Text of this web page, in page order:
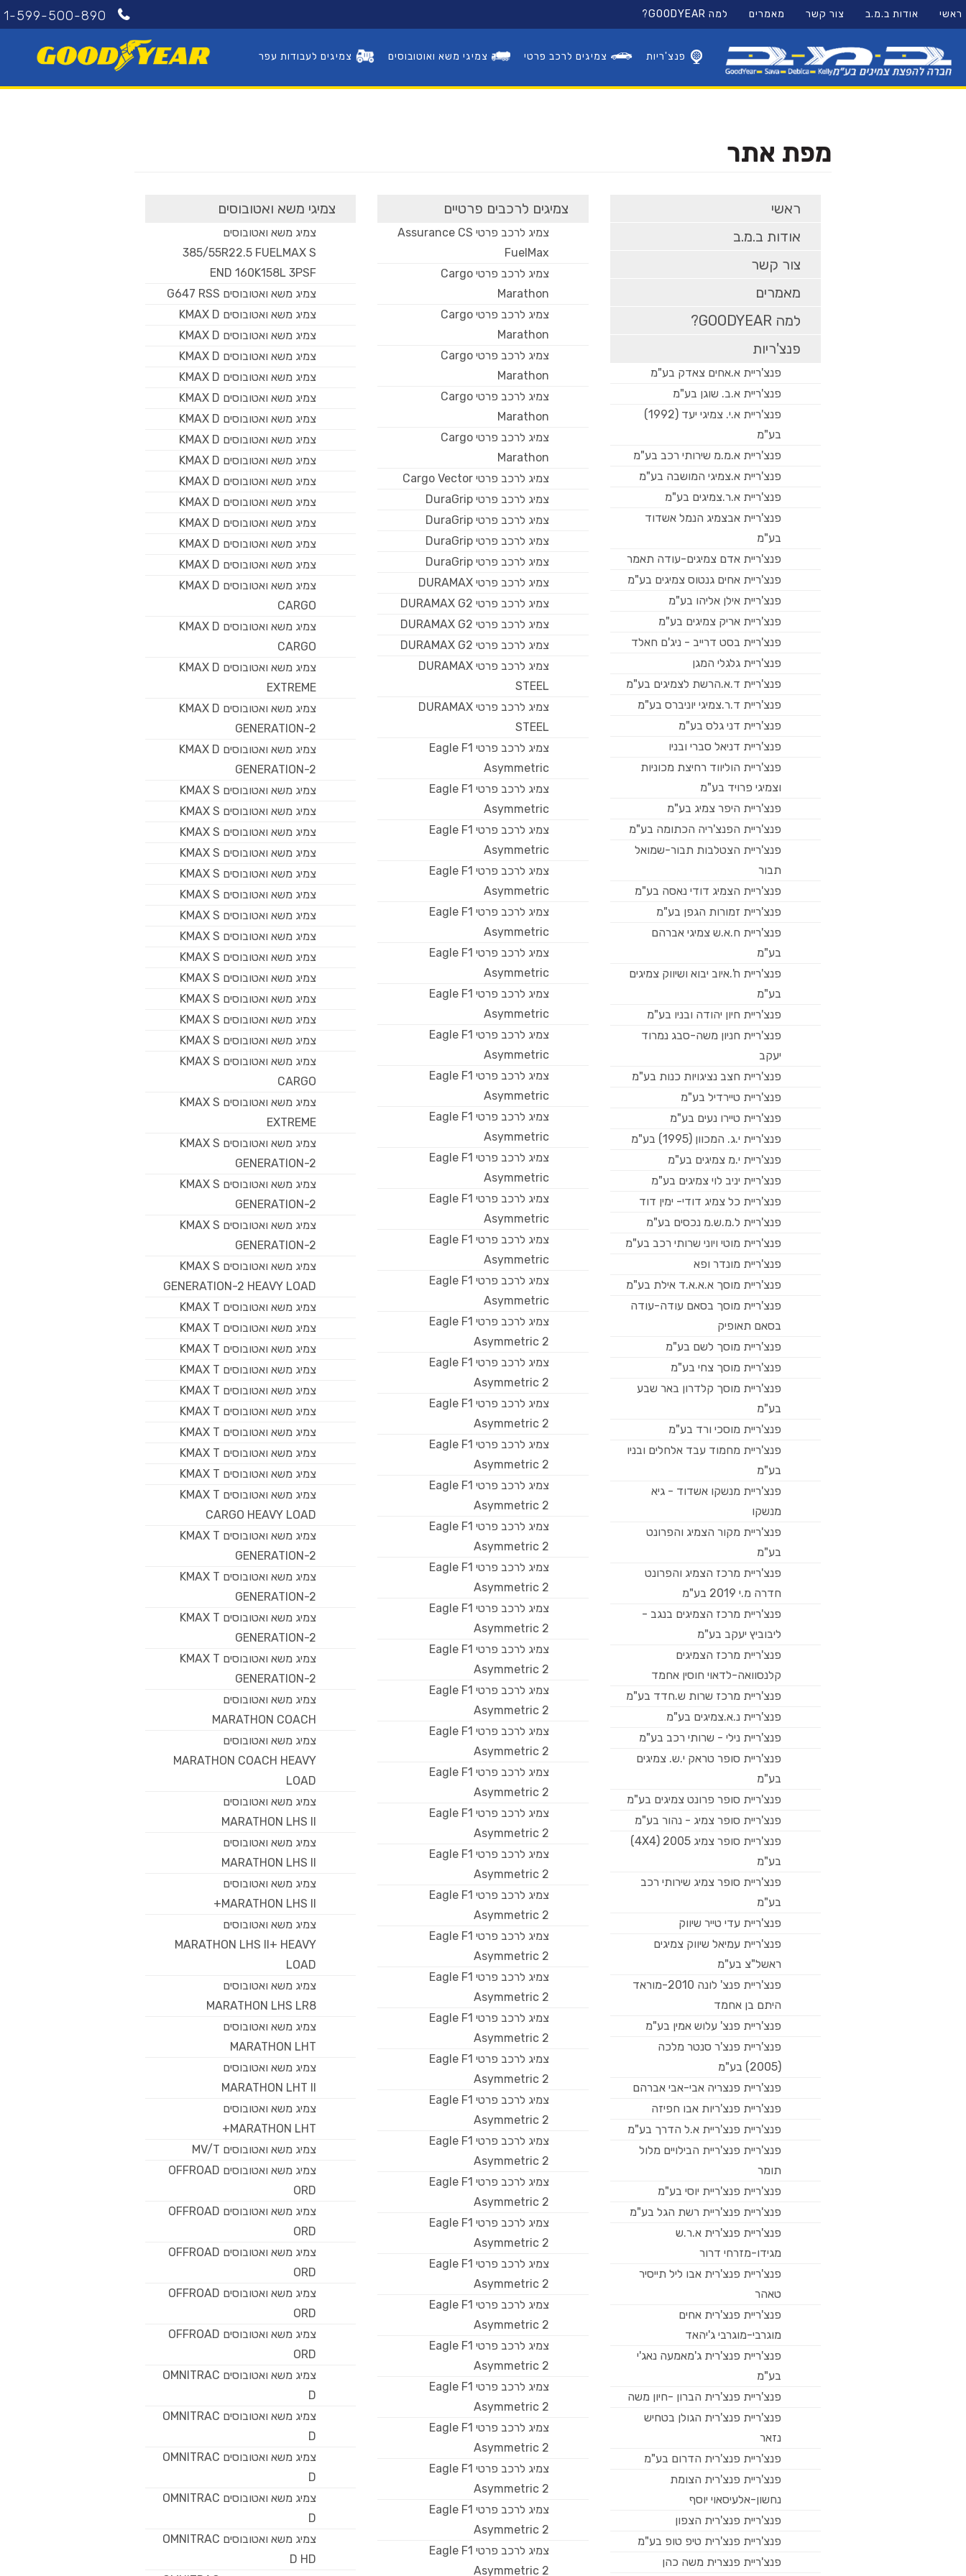
11
12
13
×
צמיגי משא ואוטובוסים
צמיגים לעבודות עפר
ראשי
אודות ב.מ.ב
צור קשר
מאמרים
למה GOODYEAR?
ראשי אודות ב.מ.ב צור קשר מאמרים למה GOODYEAR?
פנצ'ריות צמיגים לרכב פרטי צמיגי משא ואוטובוסים צמיגים לעבודות עפר
ראשי מפת אתר
מפת אתר
ראשי
אודות ב.מ.ב
צור קשר
מאמרים
למה GOODYEAR?
פנצ'ריות
פנצ'ריית א.אחים צאדק בע"מ
פנצ'ריית א.ב. שוגן בע"מ
פנצ'ריית א.י. צמיגי יעד (1992)
בע"מ
פנצ'ריית א.מ.מ שירותי רכב בע"מ
פנצ'ריית א.צמיגי המושבה בע"מ
פנצ'ריית א.ר.צמיגים בע"מ
פנצ'ריית אבצמיג הנמל אשדוד
בע"מ
פנצ'ריית אדם צמיגים-עודה תאמר
פנצ'ריית אחים גנטוס צמיגים בע"מ
פנצ'ריית אילן אליהו בע"מ
פנצ'ריית אריק צמיגים בע"מ
פנצ'ריית בסט דרייב - ניג'ם חאלד
פנצ'ריית גלגלי המגן
פנצ'ריית ד.א.הרשת לצמיגים בע"מ
פנצ'ריית ד.ר.צמיגי יוניברס בע"מ
פנצ'ריית דני גלס בע"מ
פנצ'ריית דניאל סברי ובניו
פנצ'ריית הוליווד רחיצת מכוניות
וצמיגי פרויד בע"מ
פנצ'ריית היפר צמיג בע"מ
פנצ'ריית הפנצ'ריה הכתומה בע"מ
פנצ'ריית הצטלבות תבור-שמואל
תבור
פנצ'ריית הצמיג דודי נאסה בע"מ
פנצ'ריית זמורות הגפן בע"מ
פנצ'ריית ח.א.ש צמיגי אברהם
בע"מ
פנצ'ריית ח'.איוב יבוא ושיווק צמיגים
בע"מ
פנצ'ריית חיון יהודה ובניו בע"מ
פנצ'ריית חניון משה-סבג נמרוד
יעקב
פנצ'ריית חצב נציגויות כנות בע"מ
פנצ'ריית טיירדיל בע"מ
פנצ'ריית טיירו נעים בע"מ
פנצ'ריית י.ג. המכוון (1995) בע"מ
פנצ'ריית י.מ צמיגים בע"מ
פנצ'ריית יניב לוי צמיגים בע"מ
פנצ'ריית כל צמיג דודי- ימין דוד
פנצ'ריית ל.מ.ש.מ נכסים בע"מ
פנצ'ריית מוטי ויוני שרותי רכב בע"מ
פנצ'ריית מונדר ופא
פנצ'ריית מוסך א.א.א.ד אילת בע"מ
פנצ'ריית מוסך בסאם עודה-עודה
בסאם תאופיק
פנצ'ריית מוסך לשם בע"מ
פנצ'ריית מוסך צחי בע"מ
פנצ'ריית מוסך קלדרון באר שבע
בע"מ
פנצ'ריית מוסכי ורד בע"מ
פנצ'ריית מחמוד עבד אלחלים ובניו
בע"מ
פנצ'ריית מנשקו אשדוד - גיא
מנשקו
פנצ'ריית מקור הצמיג והפרונט
בע"מ
פנצ'ריית מרכז הצמיג והפרונט
חדרה מ.י 2019 בע"מ
פנצ'ריית מרכז הצמיגים בנגב -
ליבוביץ יעקב בע"מ
פנצ'ריית מרכז הצמיגים
קלנסוואה-לדאוי חוסין אחמד
פנצ'ריית מרכז שרות ש.חדד בע"מ
פנצ'ריית נ.א.צמיגים בע"מ
פנצ'ריית נילי - שרותי רכב בע"מ
פנצ'ריית סופר טראק י.ש. צמיגים
בע"מ
פנצ'ריית סופר פרונט צמיגים בע"מ
פנצ'ריית סופר צמיג - נהור בע"מ
פנצ'ריית סופר צמיג 4X4) 2005)
בע"מ
פנצ'ריית סופר צמיג שירותי רכב
בע"מ
פנצ'ריית עדי טייר שיווק
פנצ'ריית עמיאל שיווק צמיגים
ראשל"צ בע"מ
פנצ'ריית פנצ' לונה 2010-מוראד
היתם בן אחמד
פנצ'ריית פנצ' עלוש אמין בע"מ
פנצ'ריית פנצ'ר סנטר מלכה
(2005) בע"מ
פנצ'ריית פנצריה אבי-אבי אברהם
פנצ'ריית פנצ'ריות אבו חפיזה
פנצ'ריית פנצ'ריית א.ל הדרך בע"מ
פנצ'ריית פנצ'ריית הבילויים מלול
תומר
פנצ'ריית פנצ'ריית יוסי בע"מ
פנצ'ריית פנצ'ריית רשת הגל בע"מ
פנצ'ריית פנצ'רית א.ר.ש
מגידו-מזרחי דרור
פנצ'ריית פנצ'רית אבו ליל תייסיר
טאהר
פנצ'ריית פנצ'רית אחים
מוגרבי-מוגרבי ג'יהאד
פנצ'ריית פנצ'רית ג'מאמעה נאג'י
בע"מ
פנצ'ריית פנצ'רית הברון -חיון משה
פנצ'ריית פנצ'רית הגולן בטחיש
נזאר
פנצ'ריית פנצ'רית הדרום בע"מ
פנצ'ריית פנצ'רית הצומת
נחשון-אלעיסאוי יוסף
פנצ'ריית פנצ'רית הצפון
פנצ'ריית פנצ'רית טיפ טופ בע"מ
פנצ'ריית פנצרית משה כהן
צמיגים לרכבים פרטיים
צמיג לרכב פרטי Assurance CS
FuelMax
צמיג לרכב פרטי Cargo
Marathon
צמיג לרכב פרטי Cargo
Marathon
צמיג לרכב פרטי Cargo
Marathon
צמיג לרכב פרטי Cargo
Marathon
צמיג לרכב פרטי Cargo
Marathon
צמיג לרכב פרטי Cargo Vector
צמיג לרכב פרטי DuraGrip
צמיג לרכב פרטי DuraGrip
צמיג לרכב פרטי DuraGrip
צמיג לרכב פרטי DuraGrip
צמיג לרכב פרטי DURAMAX
צמיג לרכב פרטי DURAMAX G2
צמיג לרכב פרטי DURAMAX G2
צמיג לרכב פרטי DURAMAX G2
צמיג לרכב פרטי DURAMAX
STEEL
צמיג לרכב פרטי DURAMAX
STEEL
צמיג לרכב פרטי Eagle F1
Asymmetric
צמיג לרכב פרטי Eagle F1
Asymmetric
צמיג לרכב פרטי Eagle F1
Asymmetric
צמיג לרכב פרטי Eagle F1
Asymmetric
צמיג לרכב פרטי Eagle F1
Asymmetric
צמיג לרכב פרטי Eagle F1
Asymmetric
צמיג לרכב פרטי Eagle F1
Asymmetric
צמיג לרכב פרטי Eagle F1
Asymmetric
צמיג לרכב פרטי Eagle F1
Asymmetric
צמיג לרכב פרטי Eagle F1
Asymmetric
צמיג לרכב פרטי Eagle F1
Asymmetric
צמיג לרכב פרטי Eagle F1
Asymmetric
צמיג לרכב פרטי Eagle F1
Asymmetric
צמיג לרכב פרטי Eagle F1
Asymmetric
צמיג לרכב פרטי Eagle F1
Asymmetric 2
צמיג לרכב פרטי Eagle F1
Asymmetric 2
צמיג לרכב פרטי Eagle F1
Asymmetric 2
צמיג לרכב פרטי Eagle F1
Asymmetric 2
צמיג לרכב פרטי Eagle F1
Asymmetric 2
צמיג לרכב פרטי Eagle F1
Asymmetric 2
צמיג לרכב פרטי Eagle F1
Asymmetric 2
צמיג לרכב פרטי Eagle F1
Asymmetric 2
צמיג לרכב פרטי Eagle F1
Asymmetric 2
צמיג לרכב פרטי Eagle F1
Asymmetric 2
צמיג לרכב פרטי Eagle F1
Asymmetric 2
צמיג לרכב פרטי Eagle F1
Asymmetric 2
צמיג לרכב פרטי Eagle F1
Asymmetric 2
צמיג לרכב פרטי Eagle F1
Asymmetric 2
צמיג לרכב פרטי Eagle F1
Asymmetric 2
צמיג לרכב פרטי Eagle F1
Asymmetric 2
צמיג לרכב פרטי Eagle F1
Asymmetric 2
צמיג לרכב פרטי Eagle F1
Asymmetric 2
צמיג לרכב פרטי Eagle F1
Asymmetric 2
צמיג לרכב פרטי Eagle F1
Asymmetric 2
צמיג לרכב פרטי Eagle F1
Asymmetric 2
צמיג לרכב פרטי Eagle F1
Asymmetric 2
צמיג לרכב פרטי Eagle F1
Asymmetric 2
צמיג לרכב פרטי Eagle F1
Asymmetric 2
צמיג לרכב פרטי Eagle F1
Asymmetric 2
צמיג לרכב פרטי Eagle F1
Asymmetric 2
צמיג לרכב פרטי Eagle F1
Asymmetric 2
צמיג לרכב פרטי Eagle F1
Asymmetric 2
צמיג לרכב פרטי Eagle F1
Asymmetric 2
צמיג לרכב פרטי Eagle F1
Asymmetric 2
צמיג לרכב פרטי Eagle F1
Asymmetric 2
צמיגי משא ואטובוסים
צמיג משא ואטובוסים
385/55R22.5 FUELMAX S
END 160K158L 3PSF
צמיג משא ואטובוסים G647 RSS
צמיג משא ואטובוסים KMAX D
צמיג משא ואטובוסים KMAX D
צמיג משא ואטובוסים KMAX D
צמיג משא ואטובוסים KMAX D
צמיג משא ואטובוסים KMAX D
צמיג משא ואטובוסים KMAX D
צמיג משא ואטובוסים KMAX D
צמיג משא ואטובוסים KMAX D
צמיג משא ואטובוסים KMAX D
צמיג משא ואטובוסים KMAX D
צמיג משא ואטובוסים KMAX D
צמיג משא ואטובוסים KMAX D
צמיג משא ואטובוסים KMAX D
צמיג משא ואטובוסים KMAX D
CARGO
צמיג משא ואטובוסים KMAX D
CARGO
צמיג משא ואטובוסים KMAX D
EXTREME
צמיג משא ואטובוסים KMAX D
GENERATION-2
צמיג משא ואטובוסים KMAX D
GENERATION-2
צמיג משא ואטובוסים KMAX S
צמיג משא ואטובוסים KMAX S
צמיג משא ואטובוסים KMAX S
צמיג משא ואטובוסים KMAX S
צמיג משא ואטובוסים KMAX S
צמיג משא ואטובוסים KMAX S
צמיג משא ואטובוסים KMAX S
צמיג משא ואטובוסים KMAX S
צמיג משא ואטובוסים KMAX S
צמיג משא ואטובוסים KMAX S
צמיג משא ואטובוסים KMAX S
צמיג משא ואטובוסים KMAX S
צמיג משא ואטובוסים KMAX S
צמיג משא ואטובוסים KMAX S
CARGO
צמיג משא ואטובוסים KMAX S
EXTREME
צמיג משא ואטובוסים KMAX S
GENERATION-2
צמיג משא ואטובוסים KMAX S
GENERATION-2
צמיג משא ואטובוסים KMAX S
GENERATION-2
צמיג משא ואטובוסים KMAX S
GENERATION-2 HEAVY LOAD
צמיג משא ואטובוסים KMAX T
צמיג משא ואטובוסים KMAX T
צמיג משא ואטובוסים KMAX T
צמיג משא ואטובוסים KMAX T
צמיג משא ואטובוסים KMAX T
צמיג משא ואטובוסים KMAX T
צמיג משא ואטובוסים KMAX T
צמיג משא ואטובוסים KMAX T
צמיג משא ואטובוסים KMAX T
צמיג משא ואטובוסים KMAX T
CARGO HEAVY LOAD
צמיג משא ואטובוסים KMAX T
GENERATION-2
צמיג משא ואטובוסים KMAX T
GENERATION-2
צמיג משא ואטובוסים KMAX T
GENERATION-2
צמיג משא ואטובוסים KMAX T
GENERATION-2
צמיג משא ואטובוסים
MARATHON COACH
צמיג משא ואטובוסים
MARATHON COACH HEAVY
LOAD
צמיג משא ואטובוסים
MARATHON LHS II
צמיג משא ואטובוסים
MARATHON LHS II
צמיג משא ואטובוסים
MARATHON LHS II+
צמיג משא ואטובוסים
MARATHON LHS II+ HEAVY
LOAD
צמיג משא ואטובוסים
MARATHON LHS LR8
צמיג משא ואטובוסים
MARATHON LHT
צמיג משא ואטובוסים
MARATHON LHT II
צמיג משא ואטובוסים
MARATHON LHT+
צמיג משא ואטובוסים MV/T
צמיג משא ואטובוסים OFFROAD
ORD
צמיג משא ואטובוסים OFFROAD
ORD
צמיג משא ואטובוסים OFFROAD
ORD
צמיג משא ואטובוסים OFFROAD
ORD
צמיג משא ואטובוסים OFFROAD
ORD
צמיג משא ואטובוסים OMNITRAC
D
צמיג משא ואטובוסים OMNITRAC
D
צמיג משא ואטובוסים OMNITRAC
D
צמיג משא ואטובוסים OMNITRAC
D
צמיג משא ואטובוסים OMNITRAC
D HD